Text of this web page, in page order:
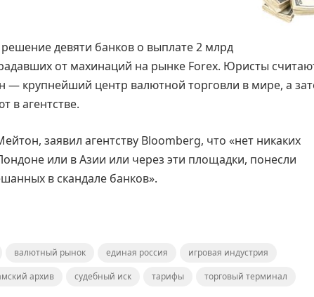
девяти банков о выплате 2 млрд
от махинаций на рынке Forex. Юристы
— крупнейший центр валютной торговли в мире, а
в агентстве.
заявил агентству Bloomberg, что «нет никаких
или в Азии или через эти площадки, понесли
в скандале банков».
валютный рынок единая россия
игровая индустрия
архив судебный иск тарифы
торговый терминал